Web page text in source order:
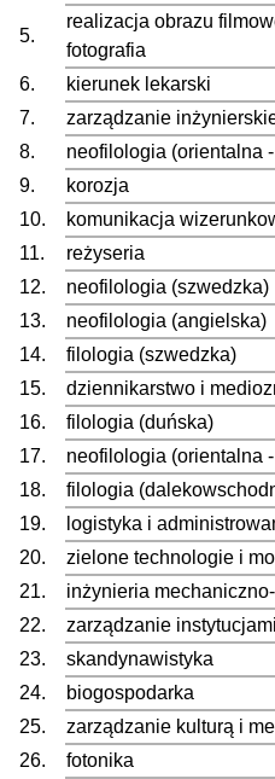
5.
realizacja obrazu
fotografia
6. kierunek lekarski
7.
zarządzanie
8.
neofilologia (orientalna
9.
korozja
10.
komunikacja
11.
reżyseria
12.
neofilologia (szwedzka)
13.
neofilologia (angielska)
14.
filologia (szwedzka)
15.
dziennikarstwo i
16.
filologia (duńska)
17.
neofilologia (orientalna
18.
filologia
19.
logistyka i
20.
zielone technologie i
21.
inżynieria
22.
zarządzanie
23.
skandynawistyka
24.
biogospodarka
25.
zarządzanie kulturą i
26.
fotonika